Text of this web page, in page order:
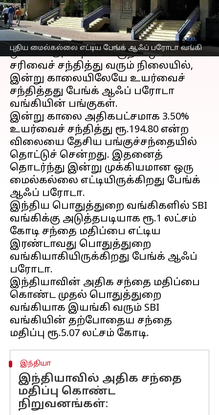
புதிய மைல்கல்லை எட்டிய பேங்க் ஆஃப் பரோடா வங்கி
செய்தி முன்னோட்டம்
இந்தியபங்குச்சந்தையில் இன்று
முக்கிய அளவுகோல் குறியீடுகள்
சரிவைச் சந்தித்து வரும் நிலையில்,
இன்று காலையிலேயே உயர்வைச்
சந்தித்தது பேங்க் ஆஃப் பரோடா
வங்கியின் பங்குகள்.
இன்று காலை அதிகபட்சமாக 3.50%
உயர்வைச் சந்தித்து ரூ.194.80 என்ற
விலையை தேசிய பங்குச்சந்தையில்
தொட்டுச் சென்றது. இதனைத்
தொடர்ந்து இன்று முக்கியமான ஒரு
மைல்கல்லை எட்டியிருக்கிறது பேங்க்
ஆஃப் பரோடா.
இந்திய பொதுத்துறை வங்கிகளில் SBI
வங்கிக்கு அடுத்தபடியாக ரூ.1 லட்சம்
கோடி சந்தை மதிப்பை எட்டிய
இரண்டாவது பொதுத்துறை
வங்கியாகியிருக்கிறது பேங்க் ஆஃப்
பரோடா.
இந்தியாவின் அதிக சந்தை மதிப்பை
கொண்ட முதல் பொதுத்துறை
வங்கியாக இயங்கி வரும் SBI
வங்கியின் தற்போதைய சந்தை
இந்தியா
இந்தியாவில் அதிக சந்தை
மதிப்பு கொண்ட
நிறுவனங்கள்: